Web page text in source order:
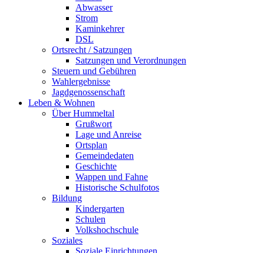
Abwasser
Strom
Kaminkehrer
DSL
Ortsrecht / Satzungen
Satzungen und Verordnungen
Steuern und Gebühren
Wahlergebnisse
Jagdgenossenschaft
Leben & Wohnen
Über Hummeltal
Grußwort
Lage und Anreise
Ortsplan
Gemeindedaten
Geschichte
Wappen und Fahne
Historische Schulfotos
Bildung
Kindergarten
Schulen
Volkshochschule
Soziales
Soziale Einrichtungen